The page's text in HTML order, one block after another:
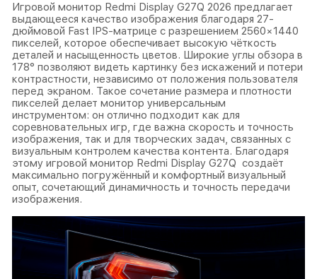
Игровой монитор Redmi Display G27Q 2026 предлагает
выдающееся качество изображения благодаря 27-
дюймовой Fast IPS-матрице с разрешением 2560×1440
пикселей, которое обеспечивает высокую чёткость
деталей и насыщенность цветов. Широкие углы обзора в
178° позволяют видеть картинку без искажений и потери
контрастности, независимо от положения пользователя
перед экраном. Такое сочетание размера и плотности
пикселей делает монитор универсальным
инструментом: он отлично подходит как для
соревновательных игр, где важна скорость и точность
изображения, так и для творческих задач, связанных с
визуальным контролем качества контента. Благодаря
этому игровой монитор Redmi Display G27Q создаёт
максимально погружённый и комфортный визуальный
опыт, сочетающий динамичность и точность передачи
изображения.